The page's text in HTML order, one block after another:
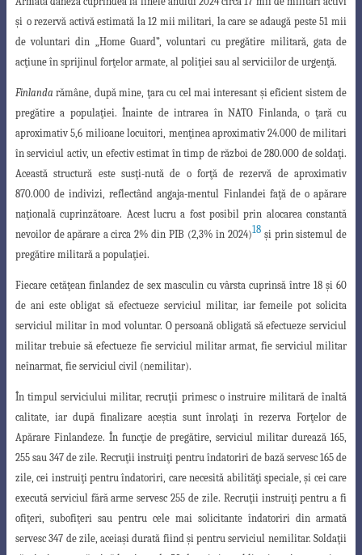
şi o rezervă activă estimată la 12 mii militari, la care se adaugă peste 51 mii
de voluntari din „Home Guard”, voluntari cu pregătire militară, gata de
acţiune în sprijinul forţelor armate, al poliţiei sau al serviciilor de urgenţă.
Finlanda rămâne, după mine, ţara cu cel mai interesant şi eficient sistem de
pregătire a populaţiei. Înainte de intrarea în NATO Finlanda, o ţară cu
aproximativ 5,6 milioane locuitori, menţinea aproximativ 24.000 de militari
în serviciul activ, un efectiv estimat în timp de război de 280.000 de soldaţi.
Această structură este susţi-nută de o forţă de rezervă de aproximativ
870.000 de indivizi, reflectând angaja-mentul Finlandei faţă de o apărare
naţională cuprinzătoare. Acest lucru a fost posibil prin alocarea constantă
nevoilor de apărare a circa 2% din PIB (2,3% în 2024)18 şi prin sistemul de
pregătire militară a populaţiei.
Fiecare cetăţean finlandez de sex masculin cu vârsta cuprinsă între 18şi 60
de ani este obligat să efectueze serviciul militar, iar femeile pot solicita
serviciul militar în mod voluntar. O persoană obligată să efectueze serviciul
militar trebuie să efectueze fie serviciul militar armat, fie serviciul militar
neînarmat, fie serviciul civil (nemilitar).
În timpul serviciului militar, recruţii primesc o instruire militară de înaltă
calitate, iar după finalizare aceştia sunt înrolaţi în rezerva Forţelor de
Apărare Finlandeze. În funcţie de pregătire, serviciul militar durează 165,
255 sau 347 de zile. Recruţii instruiţi pentru îndatoriri de bază servesc 165 de
zile, cei instruiţi pentru îndatoriri, care necesită abilităţi speciale,şi cei care
execută serviciul fără arme servesc 255 de zile. Recruţii instruiţi pentru a fi
ofiţeri, subofiţeri sau pentru cele mai solicitante îndatoriri din armată
servesc 347 de zile, aceiaşi durată fiind şi pentru serviciul nemilitar. Soldaţii